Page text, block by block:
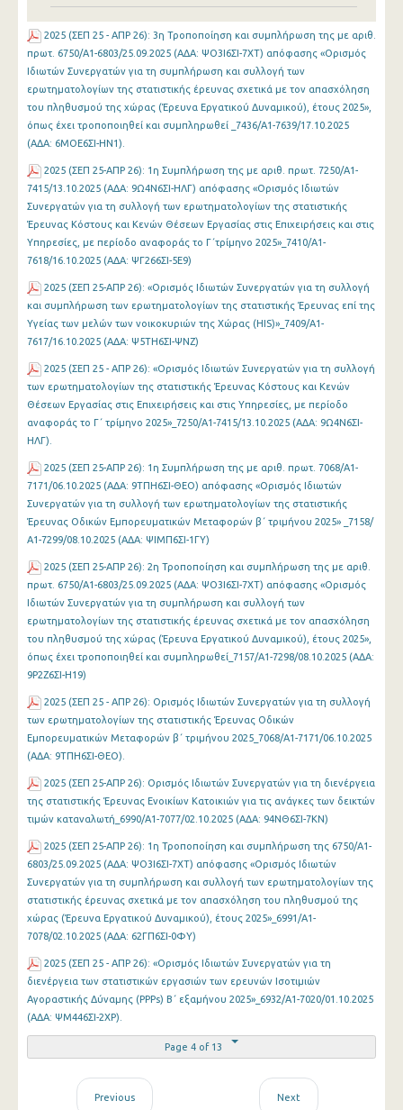
2025 (ΣΕΠ 25 - ΑΠΡ 26): 3η Τροποποίηση και συμπλήρωση της με αριθ.
πρωτ. 6750/Α1-6803/25.09.2025 (ΑΔΑ: ΨΟ3Ι6ΣΙ-7ΧΤ) απόφασης «Ορισμός
Ιδιωτών Συνεργατών για τη συμπλήρωση και συλλογή των
ερωτηματολογίων της στατιστικής έρευνας σχετικά με τον απασχόληση
του πληθυσμού της χώρας (Έρευνα Εργατικού Δυναμικού), έτους 2025»,
όπως έχει τροποποιηθεί και συμπληρωθεί _7436/A1-7639/17.10.2025
(ΑΔΑ: 6ΜΟΕ6ΣΙ-ΗΝ1).
2025 (ΣΕΠ 25-ΑΠΡ 26): 1η Συμπλήρωση της με αριθ. πρωτ. 7250/Α1-
7415/13.10.2025 (ΑΔΑ: 9Ω4Ν6ΣΙ-ΗΛΓ) απόφασης «Ορισμός Ιδιωτών
Συνεργατών για τη συλλογή των ερωτηματολογίων της στατιστικής
Έρευνας Κόστους και Κενών Θέσεων Εργασίας στις Επιχειρήσεις και στις
Υπηρεσίες, με περίοδο αναφοράς το Γ΄τρίμηνο 2025»_7410/Α1-
7618/16.10.2025 (ΑΔΑ: ΨΓ266ΣΙ-5Ε9)
2025 (ΣΕΠ 25-ΑΠΡ 26): «Ορισμός Ιδιωτών Συνεργατών για τη συλλογή
και συμπλήρωση των ερωτηματολογίων της στατιστικής Έρευνας επί της
Υγείας των μελών των νοικοκυριών της Χώρας (HIS)»_7409/Α1-
7617/16.10.2025 (ΑΔΑ: Ψ5ΤΗ6ΣΙ-ΨΝΖ)
2025 (ΣΕΠ 25 - ΑΠΡ 26): «Ορισμός Ιδιωτών Συνεργατών για τη συλλογή
των ερωτηματολογίων της στατιστικής Έρευνας Κόστους και Κενών
Θέσεων Εργασίας στις Επιχειρήσεις και στις Υπηρεσίες, με περίοδο
αναφοράς το Γ΄ τρίμηνο 2025»_7250/A1-7415/13.10.2025 (ΑΔΑ: 9Ω4Ν6ΣΙ-
ΗΛΓ).
2025 (ΣΕΠ 25-ΑΠΡ 26): 1η Συμπλήρωση της με αριθ. πρωτ. 7068/Α1-
7171/06.10.2025 (ΑΔΑ: 9ΤΠΗ6ΣΙ-ΘΕΟ) απόφασης «Ορισμός Ιδιωτών
Συνεργατών για τη συλλογή των ερωτηματολογίων της στατιστικής
Έρευνας Οδικών Εμπορευματικών Μεταφορών β΄ τριμήνου 2025» _7158/
Α1-7299/08.10.2025 (ΑΔΑ: ΨΙΜΠ6ΣΙ-1ΓΥ)
2025 (ΣΕΠ 25-ΑΠΡ 26): 2η Τροποποίηση και συμπλήρωση της με αριθ.
πρωτ. 6750/Α1-6803/25.09.2025 (ΑΔΑ: ΨΟ3Ι6ΣΙ-7ΧΤ) απόφασης «Ορισμός
Ιδιωτών Συνεργατών για τη συμπλήρωση και συλλογή των
ερωτηματολογίων της στατιστικής έρευνας σχετικά με τον απασχόληση
του πληθυσμού της χώρας (Έρευνα Εργατικού Δυναμικού), έτους 2025»,
όπως έχει τροποποιηθεί και συμπληρωθεί_7157/Α1-7298/08.10.2025 (ΑΔΑ:
9Ρ2Ζ6ΣΙ-Η19)
2025 (ΣΕΠ 25 - ΑΠΡ 26): Ορισμός Ιδιωτών Συνεργατών για τη συλλογή
των ερωτηματολογίων της στατιστικής Έρευνας Οδικών
Εμπορευματικών Μεταφορών β΄ τριμήνου 2025_7068/A1-7171/06.10.2025
(ΑΔΑ: 9ΤΠΗ6ΣΙ-ΘΕΟ).
2025 (ΣΕΠ 25-ΑΠΡ 26): Ορισμός Ιδιωτών Συνεργατών για τη διενέργεια
της στατιστικής Έρευνας Ενοικίων Κατοικιών για τις ανάγκες των δεικτών
τιμών καταναλωτή_6990/Α1-7077/02.10.2025 (ΑΔΑ: 94ΝΘ6ΣΙ-7ΚΝ)
2025 (ΣΕΠ 25-ΑΠΡ 26): 1η Τροποποίηση και συμπλήρωση της 6750/Α1-
6803/25.09.2025 (ΑΔΑ: ΨΟ3Ι6ΣΙ-7ΧΤ) απόφασης «Ορισμός Ιδιωτών
Συνεργατών για τη συμπλήρωση και συλλογή των ερωτηματολογίων της
στατιστικής έρευνας σχετικά με τον απασχόληση του πληθυσμού της
χώρας (Έρευνα Εργατικού Δυναμικού), έτους 2025»_6991/Α1-
7078/02.10.2025 (ΑΔΑ: 62ΓΠ6ΣΙ-0ΦΥ)
2025 (ΣΕΠ 25 - ΑΠΡ 26): «Ορισμός Ιδιωτών Συνεργατών για τη
διενέργεια των στατιστικών εργασιών των ερευνών Ισοτιμιών
Αγοραστικής Δύναμης (PPPs) Β΄ εξαμήνου 2025»_6932/A1-7020/01.10.2025
(ΑΔΑ: ΨΜ446ΣΙ-2ΧΡ).
Page 4 of 13
Previous Next